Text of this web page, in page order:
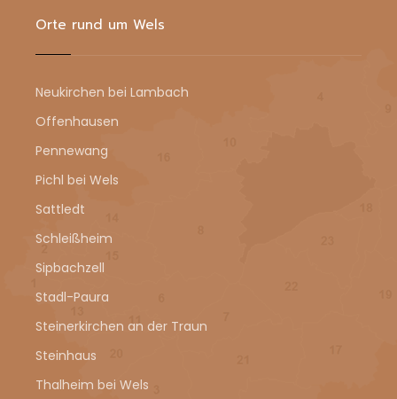
Orte rund um Wels
Neukirchen bei Lambach
Offenhausen
Pennewang
Pichl bei Wels
Sattledt
Schleißheim
Sipbachzell
Stadl-Paura
Steinerkirchen an der Traun
Steinhaus
Thalheim bei Wels